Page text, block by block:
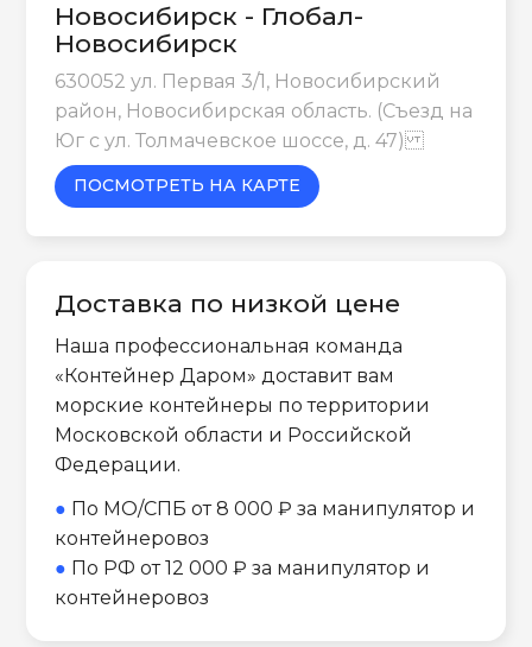
Новосибирск - Глобал-
Новосибирск
630052 ул. Первая 3/1, Новосибирский
район, Новосибирская область. (Съезд на
Юг с ул. Толмачевское шоссе, д. 47)
ПОСМОТРЕТЬ НА КАРТЕ
Доставка по низкой цене
Наша профессиональная команда
«Контейнер Даром» доставит вам
морские контейнеры по территории
Московской области и Российской
Федерации.
● По МО/СПБ от 8 000 ₽ за манипулятор и
контейнеровоз
● По РФ от 12 000 ₽ за манипулятор и
контейнеровоз